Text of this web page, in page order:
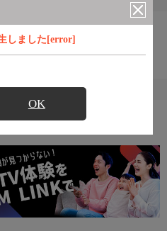
しました[error]
OK